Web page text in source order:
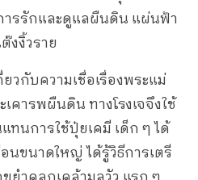
ารรักและดูแลผืนดิน แผ่นฟ้า
งงิ้วราย
ยวกับความเชื่อเรื่องพระแม่
คารพผืนดิน ทางโรงเจจึงใช้
นการใช้ปุ๋ยเคมี เด็ก ๆ ได้
อนขนาดใหญ่ ได้รู้วิธีการเตรี